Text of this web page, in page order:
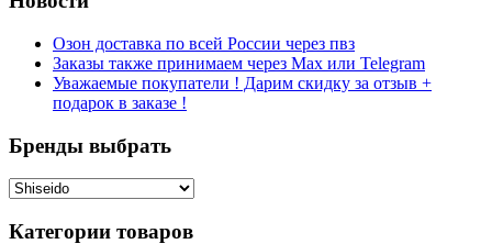
Озон доставка по всей России через пвз
Заказы также принимаем через Max или Telegram
Уважаемые покупатели ! Дарим скидку за отзыв +
подарок в заказе !
Бренды выбрать
Категории товаров